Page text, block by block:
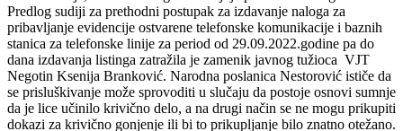
Predlog sudiji za prethodni postupak za izdavanje naloga za
pribavljanje evidencije ostvarene telefonske komunikacije i baznih
stanica za telefonske linije za period od 29.09.2022.godine pa do
dana izdavanja listinga zatražila je zamenik javnog tužioca VJT
Negotin Ksenija Branković. Narodna poslanica Nestorović ističe da
se prisluškivanje može sprovoditi u slučaju da postoje osnovi sumnje
da je lice učinilo krivično delo, a na drugi način se ne mogu prikupiti
dokazi za krivično gonjenje ili bi to prikupljanje bilo znatno otežano.